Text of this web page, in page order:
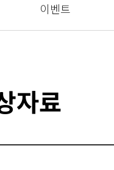
이벤트
자료